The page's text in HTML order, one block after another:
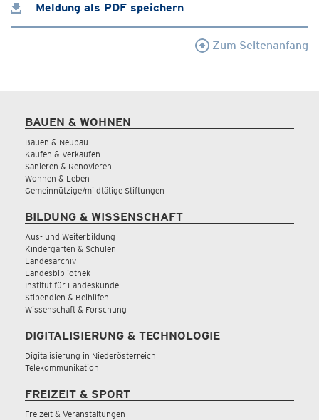
Meldung als PDF speichern
Zum Seitenanfang
BAUEN & WOHNEN
Bauen & Neubau
Kaufen & Verkaufen
Sanieren & Renovieren
Wohnen & Leben
Gemeinnützige/mildtätige Stiftungen
BILDUNG & WISSENSCHAFT
Aus- und Weiterbildung
Kindergärten & Schulen
Landesarchiv
Landesbibliothek
Institut für Landeskunde
Stipendien & Beihilfen
Wissenschaft & Forschung
DIGITALISIERUNG & TECHNOLOGIE
Digitalisierung in Niederösterreich
Telekommunikation
FREIZEIT & SPORT
Freizeit & Veranstaltungen